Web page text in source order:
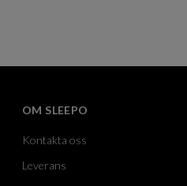
OM SLEEPO
Kontakta oss
Leverans